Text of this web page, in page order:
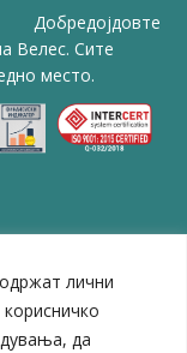
лични
да
Добредојдовте
Велес. Сите
место.
самоуправа